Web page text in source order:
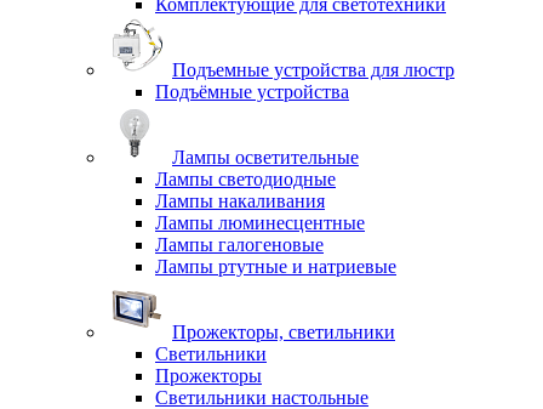
Комплектующие для светотехники
Подъемные устройства для люстр
Подъёмные устройства
Лампы осветительные
Лампы светодиодные
Лампы накаливания
Лампы люминесцентные
Лампы галогеновые
Лампы ртутные и натриевые
Прожекторы, светильники
Светильники
Прожекторы
Светильники настольные